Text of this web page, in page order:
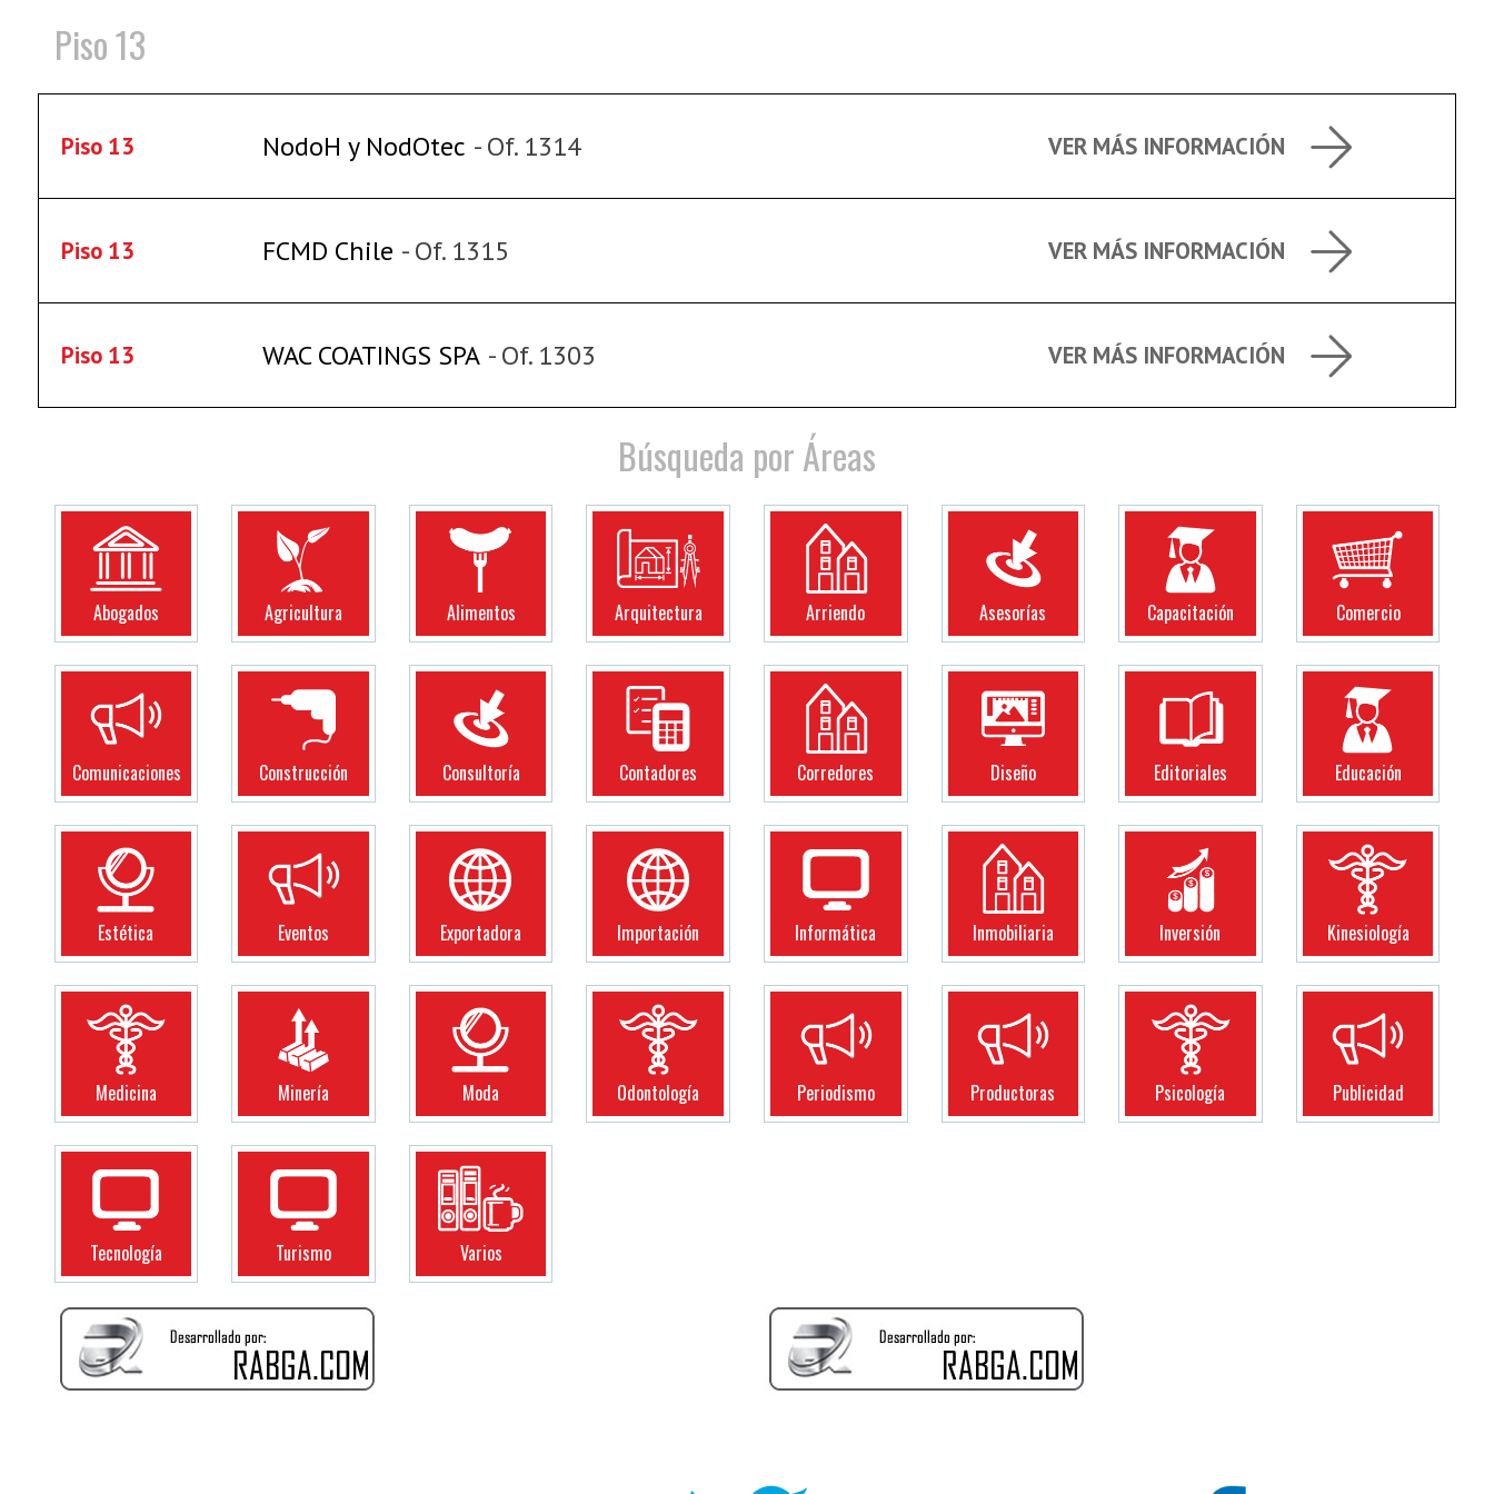
Piso 13
Piso 13 NodoH y NodOtec - Of. 1314 VER MÁS INFORMACIÓN
Piso 13 FCMD Chile - Of. 1315 VER MÁS INFORMACIÓN
Piso 13 WAC COATINGS SPA - Of. 1303 VER MÁS INFORMACIÓN
Búsqueda por Áreas
Abogados Agricultura Alimentos Arquitectura Arriendo Asesorías Capacitación Comercio
Comunicaciones Construcción Consultoría Contadores Corredores Diseño Editoriales Educación
Estética Eventos Exportadora Importación Informática Inmobiliaria Inversión Kinesiología
Medicina Minería Moda Odontología Periodismo Productoras Psicología Publicidad
Tecnología Turismo Varios